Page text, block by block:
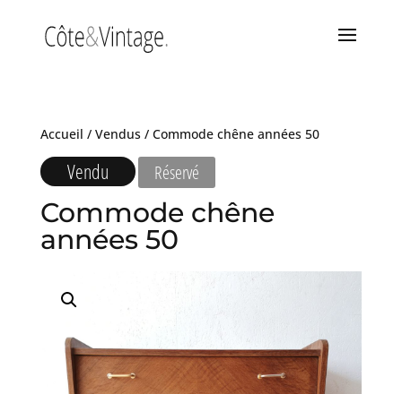
Accueil / Vendus/ Commode chêne années 50
Vendu Réservé
Commode chêne
années 50